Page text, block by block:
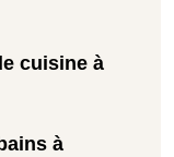
cuisine à
à